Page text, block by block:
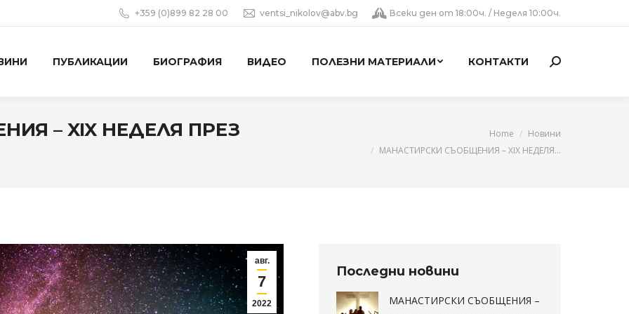
+359 (0)899 82 28 00 ventsi_nikolov@abv.bg Всеки ден от 18:00ч. / Неделя 10:00ч.
ПУБЛИКАЦИИ БИОГРАФИЯ ВИДЕО ПОЛЕЗНИ МАТЕРИАЛИ КОНТАКТИ Search:
– XIX НЕДЕЛЯ ПРЕЗ
Home
Новини
МАНАСТИРСКИ СЪОБЩЕНИЯ – XIX НЕДЕЛЯ…
авг.
7
2022
Последни новини
МАНАСТИРСКИ СЪОБЩЕНИЯ –